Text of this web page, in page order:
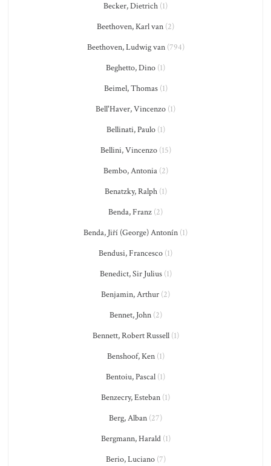
Becker, Dietrich (1)
Beethoven, Karl van (2)
Beethoven, Ludwig van(794)
Beghetto, Dino (1)
Beimel, Thomas(1)
Bell'Haver, Vincenzo (1)
Bellinati, Paulo(1)
Bellini, Vincenzo(15)
Bembo, Antonia(2)
Benatzky, Ralph(1)
Benda, Franz (2)
Benda, Jiří (George) Antonín (1)
Bendusi, Francesco (1)
Benedict, Sir Julius(1)
Benjamin, Arthur (2)
Bennet, John(2)
Bennett, Robert Russell(1)
Benshoof, Ken(1)
Bentoiu, Pascal (1)
Benzecry, Esteban (1)
Berg, Alban (27)
Bergmann, Harald(1)
Berio, Luciano(7)